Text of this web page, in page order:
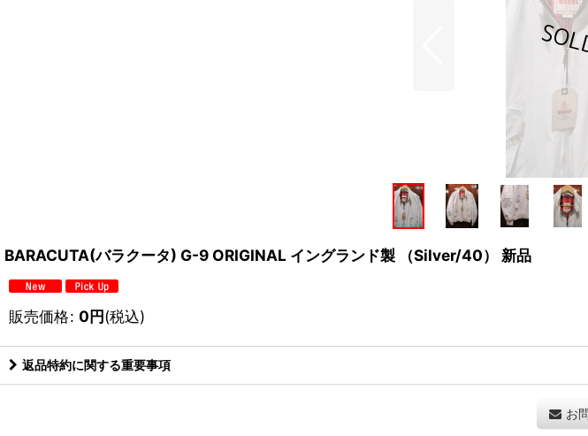
BARACUTA(バラクータ) G-9 ORIGINAL イングランド製 （Silver/40） 新品
販売価格: 0円(税込)
返品特約に関する重要事項
お